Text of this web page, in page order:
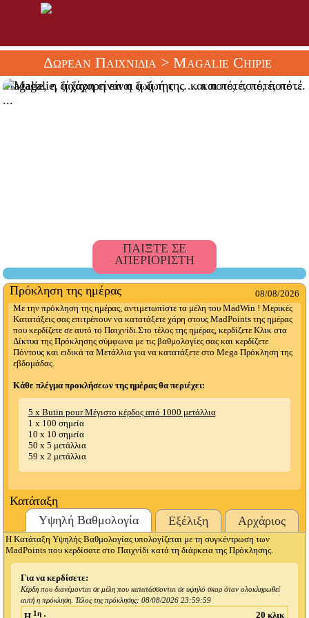
Δωρεάν Παιχνίδια> Magalie Chipie
Magalie, η ζάχαρη είναι η ζωή της ... και ποτέ, ποτέ, ποτέ ...
ΠΑΙΞΤΕ ΣΕ
ΑΠΕΡΙΟΡΙΣΤΗ
Πρόκληση της ημέρας
08/08/2026
Με την πρόκληση της ημέρας, αντιμετωπίστε τα μέλη του MadWin ! Μερικές
Κατατάξεις σας επιτρέπουν να κατατάξετε χάρη στους MadPoints της ημέρας
που κερδίζετε σε αυτό το Παιχνίδι.Στο τέλος της ημέρας, κερδίζετε Κλικ στα
Δίκτυα της Πρόκλησης σύμφωνα με τις βαθμολογίες σας και κερδίζετε
Πόντους και ειδικά τα Μετάλλια για να κατατάξετε στο Mega Πρόκληση της
εβδομάδας.
Κάθε πλέγμα προκλήσεων της ημέρας θα περιέχει:
5 x Butin pour Μέγιστο κέρδος από 1000 μετάλλια
1 x 100 σημεία
10 x 10 σημεία
50 x 5 μετάλλια
59 x 2 μετάλλια
Κατάταξη
Υψηλή Βαθμολογία
Εξέλιξη Αρχάριος
Η Κατάταξη Υψηλής Βαθμολογίας υπολογίζεται με τη συγκέντρωση των
MadPoints που κερδίσατε στο Παιχνίδι κατά τη διάρκεια της Πρόκλησης.
Για να κερδίσετε:
Κέρδη που διανέμονται σε μέλη που κατατάσσονται σε υψηλό σκορ όταν ολοκληρωθεί
αυτή η πρόκληση. Τέλος της πρόκλησης: 08/08/2026 23:59:59
1η 20 κλικ